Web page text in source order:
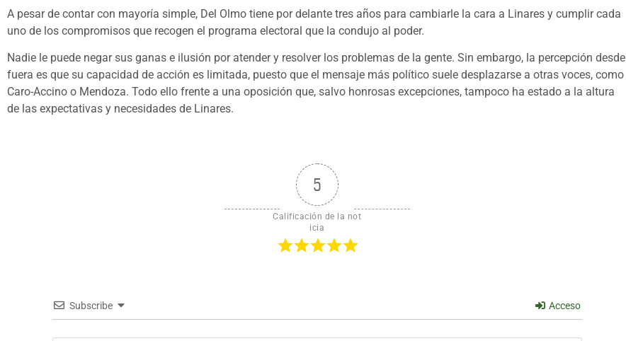
A pesar de contar con mayoría simple, Del Olmo tiene por delante tres años para cambiarle la cara a Linares y cumplir cada
uno de los compromisos que recogen el programa electoral que la condujo al poder.
Nadie le puede negar sus ganas e ilusión por atender y resolver los problemas de la gente. Sin embargo, la percepción desde
fuera es que su capacidad de acción es limitada, puesto que el mensaje más político suele desplazarse a otras voces, como
Caro-Accino o Mendoza. Todo ello frente a una oposición que, salvo honrosas excepciones, tampoco ha estado a la altura
de las expectativas y necesidades de Linares.
5
Calificación de la not
icia
Subscribe Acceso